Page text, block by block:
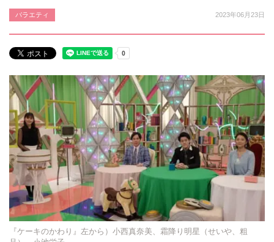
バラエティ 2023年06月23日
『ケーキのかわり』左から）小西真奈美、霜降り明星（せいや、粗